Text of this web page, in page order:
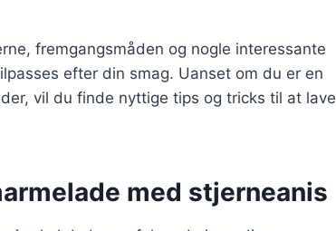
fremgangsmåden og nogle interessante
efter din smag. Uanset om du er en
vil du finde nyttige tips og tricks til at lave
med stjerneanis